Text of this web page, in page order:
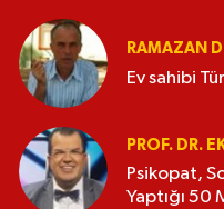
RAMAZAN
Ev sahibi
PROF. DR.
Psikopat,
Yaptığı 50